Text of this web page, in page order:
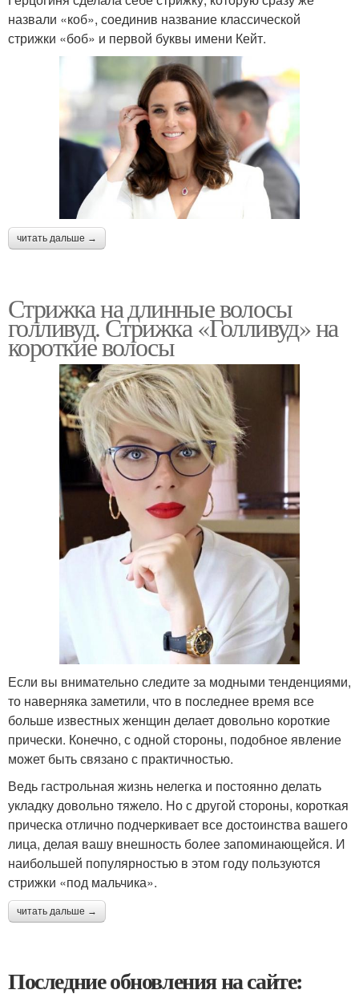
назвали «коб», соединив название классической
стрижки «боб» и первой буквы имени Кейт.
читать дальше →
Стрижка на длинные волосы
голливуд. Стрижка «Голливуд» на
короткие волосы
Если вы внимательно следите за модными тенденциями,
то наверняка заметили, что в последнее время все
больше известных женщин делает довольно короткие
прически. Конечно, с одной стороны, подобное явление
может быть связано с практичностью.
Ведь гастрольная жизнь нелегка и постоянно делать
укладку довольно тяжело. Но с другой стороны, короткая
прическа отлично подчеркивает все достоинства вашего
лица, делая вашу внешность более запоминающейся. И
наибольшей популярностью в этом году пользуются
стрижки «под мальчика».
читать дальше →
Последние обновления на сайте: